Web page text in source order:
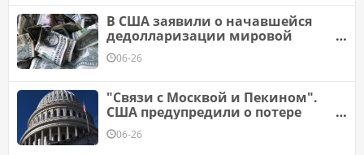
В США заявили о начавшейся
дедолларизации мировой
экономики
06-26
"Связи с Москвой и Пекином".
США предупредили о потере
союзника по НАТО
06-26